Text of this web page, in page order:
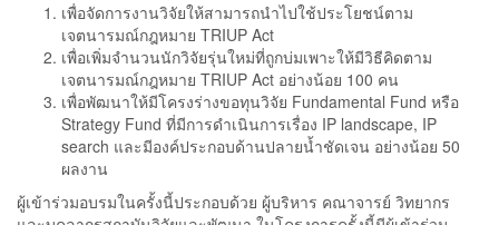
เพื่อจัดการงานวิจัยให้สามารถนำไปใช้ประโยชน์ตาม
เจตนารมณ์กฎหมาย TRIUP Act
เพื่อเพิ่มจำนวนนักวิจัยรุ่นใหม่ที่ถูกบ่มเพาะให้มีวิธีคิดตาม
เจตนารมณ์กฎหมาย TRIUP Act อย่างน้อย 100 คน
เพื่อพัฒนาให้มีโครงร่างขอทุนวิจัย Fundamental Fund หรือ
Strategy Fund ที่มีการดำเนินการเรื่อง IP landscape, IP
search และมีองค์ประกอบด้านปลายน้ำชัดเจน อย่างน้อย 50
ผลงาน
ผู้เข้าร่วมอบรมในครั้งนี้ประกอบด้วย ผู้บริหาร คณาจารย์ วิทยากร